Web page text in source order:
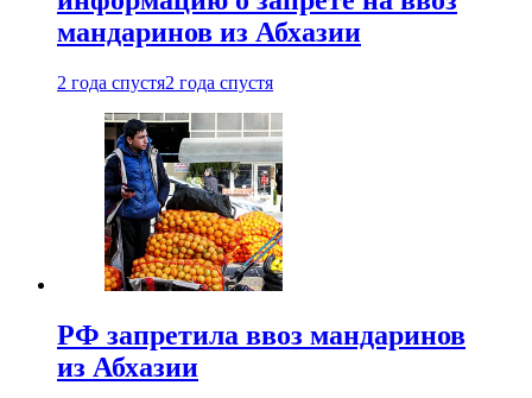
мандаринов из Абхазии
2 года спустя2 года спустя
РФ запретила ввоз мандаринов
из Абхазии